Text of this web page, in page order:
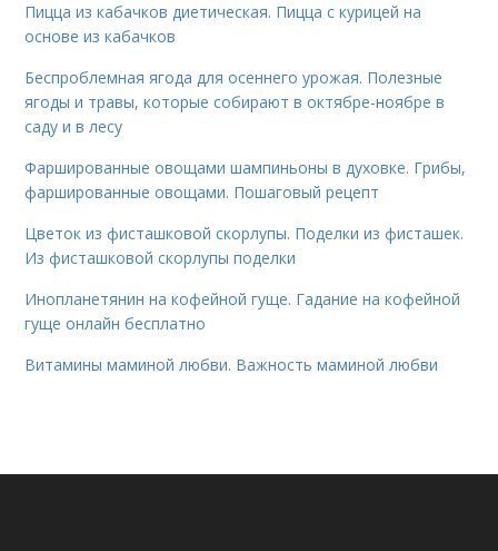
Пицца из кабачков диетическая. Пицца с курицей на
основе из кабачков
Беспроблемная ягода для осеннего урожая. Полезные
ягоды и травы, которые собирают в октябре-ноябре в
саду и в лесу
Фаршированные овощами шампиньоны в духовке. Грибы,
фаршированные овощами. Пошаговый рецепт
Цветок из фисташковой скорлупы. Поделки из фисташек.
Из фисташковой скорлупы поделки
Инопланетянин на кофейной гуще. Гадание на кофейной
гуще онлайн бесплатно
Витамины маминой любви. Важность маминой любви